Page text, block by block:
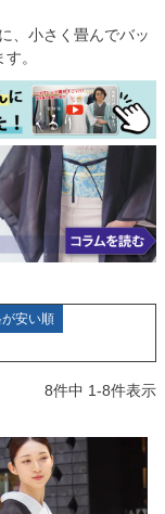
、小さく畳んでバッ
。
安い順
8件中 1-8件表示